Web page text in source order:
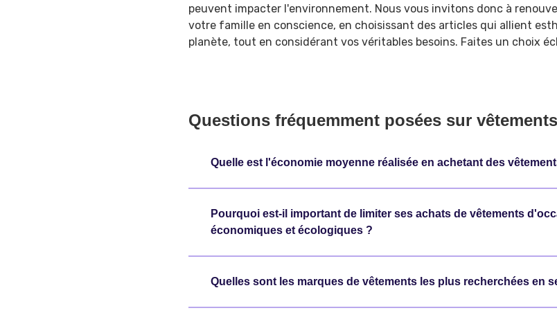
peuvent impacter l'environnement. Nous vous invitons donc à
votre famille en conscience, en choisissant des articles qui allient
planète, tout en considérant vos véritables besoins. Faites un choix
Questions fréquemment posées sur
Quelle est l'économie moyenne réalisée en achetant des
Pourquoi est-il important de limiter ses achats de vêtements
économiques et écologiques ?
Quelles sont les marques de vêtements les plus recherchées en